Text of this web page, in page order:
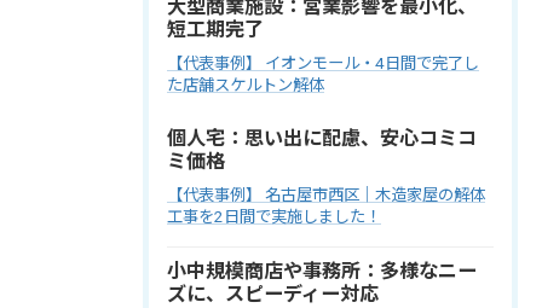
大型商業施設：営業影響を最小化、
短工期完了
【代表事例】 イオンモール・4日間で完了し
た店舗スケルトン解体
個人宅：思い出に配慮、安心コミコ
ミ価格
【代表事例】 名古屋市西区｜木造家屋の解体
工事を2日間で実施しました！
小中規模商店や事務所：多様なニー
ズに、スピーディー対応